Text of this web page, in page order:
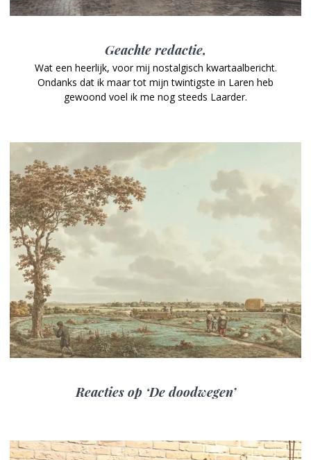
Geachte redactie,
Wat een heerlijk, voor mij nostalgisch kwartaalbericht.
Ondanks dat ik maar tot mijn twintigste in Laren heb
gewoond voel ik me nog steeds Laarder.
Reacties op ‘De doodwegen’